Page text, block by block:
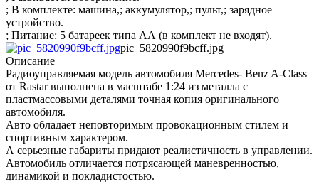
; В комплекте: машина,; аккумулятор,; пульт,; зарядное
устройство.
; Питание: 5 батареек типа АА (в комплект не входят).
pic_5820990f9bcff.jpg
Описание
Радиоуправляемая модель автомобиля Mercedes- Benz A-Class
от Rastar выполнена в масштабе 1:24 из металла с
пластмассовыми деталями точная копия оригинального
автомобиля.
Авто обладает неповторимым провокационным стилем и
спортивным характером.
А серьезные габариты придают реалистичность в управлении.
Автомобиль отличается потрясающей маневренностью,
динамикой и покладистостью.